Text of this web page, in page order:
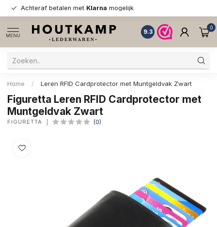
Achteraf betalen met Klarna mogelijk
MENU
9.3
0
Home / Leren RFID Cardprotector met Muntgeldvak Zwart
Figuretta Leren RFID Cardprotector met
Muntgeldvak Zwart
FIGURETTA (0)